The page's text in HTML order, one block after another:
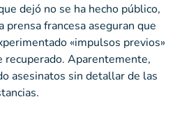
dejó no se ha hecho público,
prensa francesa aseguran que
«impulsos previos»
recuperado. Aparentemente,
asesinatos sin detallar de las